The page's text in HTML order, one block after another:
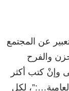
عن المجتمع
والفرح
وإنْ كتب أكثر
لكل